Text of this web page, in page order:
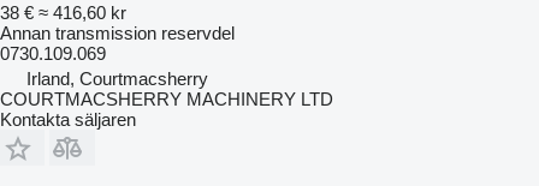
38 € ≈ 416,60 kr
Annan transmission reservdel
0730.109.069
Irland, Courtmacsherry
COURTMACSHERRY MACHINERY LTD
Kontakta säljaren